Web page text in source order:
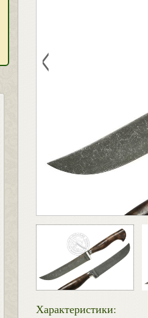
<
Характеристики: